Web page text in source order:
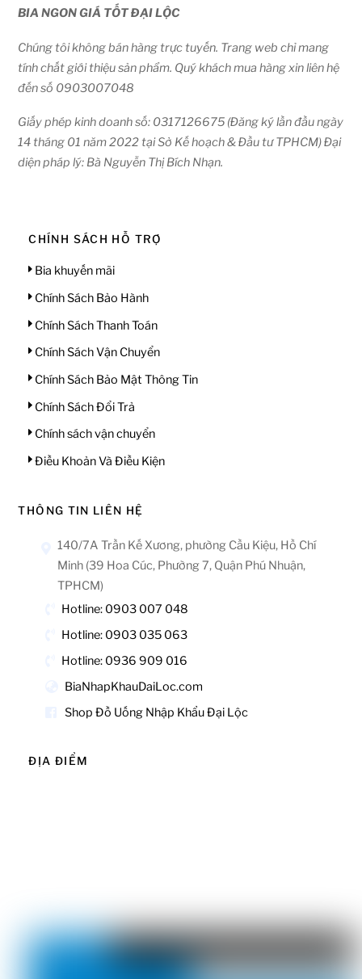
BIA NGON GIÁ TỐT ĐẠI LỘC
Chúng tôi không bán hàng trực tuyến. Trang web chỉ mang
tính chất giới thiệu sản phẩm. Quý khách mua hàng xin liên hệ
đến số 0903007048
Giấy phép kinh doanh số: 0317126675 (Đăng ký lần đầu ngày
14 tháng 01 năm 2022 tại Sở Kế hoạch & Đầu tư TPHCM) Đại
diện pháp lý: Bà Nguyễn Thị Bích Nhạn.
CHÍNH SÁCH HỖ TRỢ
Bia khuyến mãi
Chính Sách Bảo Hành
Chính Sách Thanh Toán
Chính Sách Vận Chuyển
Chính Sách Bảo Mật Thông Tin
Chính Sách Đổi Trả
Chính sách vận chuyển
Điều Khoản Và Điều Kiện
THÔNG TIN LIÊN HỆ
140/7A Trần Kế Xương, phường Cầu Kiệu, Hồ Chí
Minh (39 Hoa Cúc, Phường 7, Quận Phú Nhuận,
TPHCM)
Hotline: 0903 007 048
Hotline: 0903 035 063
Hotline: 0936 909 016
BiaNhapKhauDaiLoc.com
Shop Đồ Uống Nhập Khẩu Đại Lộc
ĐỊA ĐIỂM